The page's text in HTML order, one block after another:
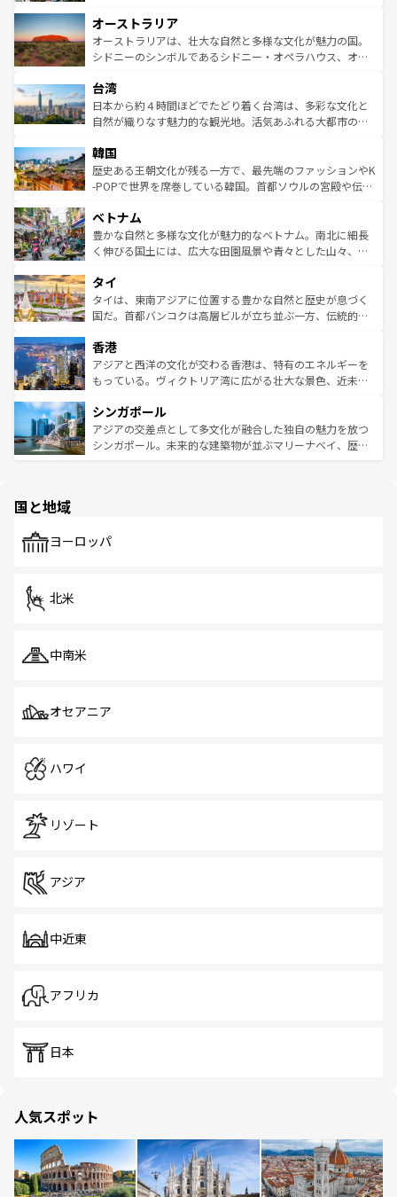
部のニューオーリンズでは、音楽と美食が融合した独特の
文化が魅力。旅行者はアメリカの各地域で異なる魅力を楽
しみながら、その多様性と豊かな歴史を感じることができ
ならではの贅沢な旅のスタイルだ。 なお、新着のアメリカ
情報はコンテンツ一覧を参照してほしい。
ワイ島は見逃せない。また、定番の観光地といえばオアフ
島だが、静かな自然を求めるならマウイ島やカウアイ島が
おすすめ。エメラルドグリーンに輝く海をはじめ、豊かな
れるおもてなしの心で訪れる人々を迎えてくれるハワイの
人々、おいしいローカルフードやハワイアンミュージッ
ク、伝統的なフラダンスなど、すべてがハワイの魅力を彩
ワイを、存分に味わってほしい。 なお、新着のハワイ情報
はコンテンツ一覧を参照してほしい。
オーストラリア
オーストラリアは、壮大な自然と多様な文化が魅力の国。
シドニーのシンボルであるシドニー・オペラハウス、オー
リアリーフや大陸中央部にそびえるウルル（エアーズロッ
ク）、タスマニアの美しい原生林やケアンズの熱帯雨林な
ど、見どころがたくさん。また、カフェやワイン、オージ
いる。アクティビティも充実しており、サーフィンやダイ
ビング、ハイキングなど、アウトドア好きにはたまらな
い。オーストラリアの多彩な魅力を存分に味わいつくそ
参照してほしい。
台湾
日本から約４時間ほどでたどり着く台湾は、多彩な文化と
自然が織りなす魅力的な観光地。活気あふれる大都市の台
ン）、静ひつな山岳地帯である台湾東部など、都市の喧騒
と山間の静けさが共存しており、訪れる人に新しい発見と
驚きをもたらしてくれる。また、奥深い台湾の食文化も魅
容にもいいと評判のスイーツなど、バラエティ豊かな料理
が味わえる。 なお、新着の台湾情報は コンテンツ一覧を参
照してほしい。
韓国
歴史ある王朝文化が残る一方で、最先端のファッションやK
-POPで世界を席巻している韓国。首都ソウルの宮殿や伝統
き、地方に足を延ばせば四季折々の自然美を楽しむことが
できる。そして、キムチや焼肉、絶品のストリートフード
まで、さまざまな韓国料理が待っている。夜には、韓国な
リティに包まれながら、韓国の多彩な魅力を心ゆくまで味
わってみてほしい。 なお、新着の韓国情報はコンテンツ一
覧を参照してほしい。
ベトナム
豊かな自然と多様な文化が魅力的なベトナム。南北に細長
く伸びる国土には、広大な田園風景や青々とした山々、世
急速な発展と共に伝統が息づく。ハノイの古い町並みやホ
ーチミン市のフランス統治時代の建物も、独特の雰囲気を
醸し出している。また、バラエティの豊かさとおいしさで
とつ。フォーやバインミー、ベトナムコーヒーなどは、ぜ
ひ現地で味わいたい。どの地域を訪れてもあたたかい人々
が旅行者を迎えてくれるので、きっと忘れられない旅にな
参照してほしい。
タイ
タイは、東南アジアに位置する豊かな自然と歴史が息づく
国だ。首都バンコクは高層ビルが立ち並ぶ一方、伝統的な
の活気が交差している。北部ではチェンマイなどの山岳地
帯で自然と触れ合い、南部ではプーケットやクラビの美し
いビーチでリゾート気分を楽しむことができる。タイ料理
激する。気候は一年中温暖で、どの季節にも異なる楽しみ
が待っている。親しみやすいタイの人々、仏教を中心とし
た文化、そして多様な観光資源が、訪れる旅人を魅了し続
香港
アジアと西洋の文化が交わる香港は、特有のエネルギーを
もっている。ヴィクトリア湾に広がる壮大な景色、近未来
み、どこを訪れても感動するはず。観光スポットが密集し
ており、効率よく見どころを回れるのも魅力。息をのむよ
うな絶景から文化的な体験まで、香港を存分に楽しみ尽く
シンガポール
アジアの交差点として多文化が融合した独自の魅力を放つ
シンガポール。未来的な建築物が並ぶマリーナベイ、歴史
で、ホーカーズは地元の風情を楽しめる外せないスポット
国と地域
ヨーロッパ
北米
中南米
オセアニア
ハワイ
リゾート
アジア
中近東
アフリカ
日本
人気スポット